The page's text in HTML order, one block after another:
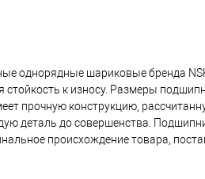
однорядные шариковые бренда
к износу. Размеры
прочную конструкцию,
деталь до совершенства.
происхождение товара,